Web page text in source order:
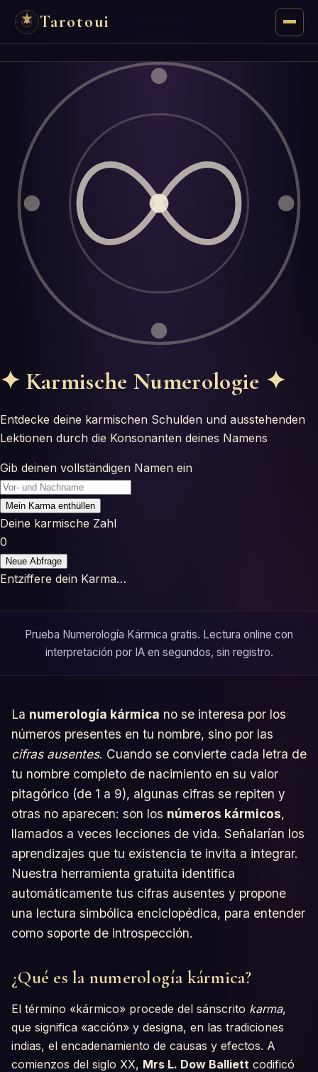
Tarotoui
Respuestas del Tarot
Oráculos
Mancias
Astrología
Numerología
Horóscopos
✦ Karmische Numerologie ✦
Entdecke deine karmischen Schulden und ausstehenden
Lektionen durch die Konsonanten deines Namens
Gib deinen vollständigen Namen ein
Mein Karma enthüllen
Deine karmische Zahl
0
Neue Abfrage
Entziffere dein Karma…
Prueba Numerología Kármica gratis. Lectura online con
interpretación por IA en segundos, sin registro.
La numerología kármica no se interesa por los
números presentes en tu nombre, sino por las
cifras ausentes. Cuando se convierte cada letra de
tu nombre completo de nacimiento en su valor
pitagórico (de 1 a 9), algunas cifras se repiten y
otras no aparecen: son los números kármicos,
llamados a veces lecciones de vida. Señalarían los
aprendizajes que tu existencia te invita a integrar.
Nuestra herramienta gratuita identifica
automáticamente tus cifras ausentes y propone
una lectura simbólica enciclopédica, para entender
como soporte de introspección.
¿Qué es la numerología kármica?
El término «kármico» procede del sánscrito karma,
que significa «acción» y designa, en las tradiciones
indias, el encadenamiento de causas y efectos. A
comienzos del siglo XX, Mrs L. Dow Balliett codificó